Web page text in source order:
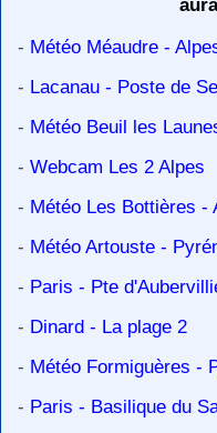
- Météo Méaudre -
- Lacanau - Poste de
- Météo Beuil les
- Webcam Les 2 Alpes
- Météo Les Bottières -
- Météo Artouste -
- Paris - Pte
- Dinard - La plage 2
- Météo Formiguères -
- Paris - Basilique du